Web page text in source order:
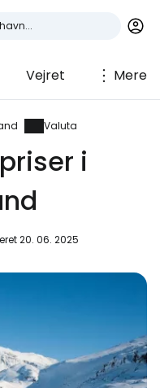
Vejret Mere
Valuta
i
20. 06. 2025
mail